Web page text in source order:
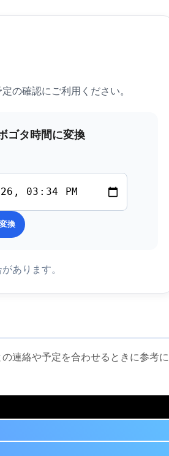
の確認にご利用ください。
ゴタ時間に変換
換
あります。
連絡や予定を合わせるときに参考に